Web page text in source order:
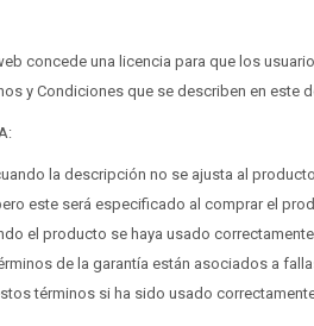
concede una licencia para que los
y Condiciones que se describen en este
la descripción no se ajusta al
este será especificado al comprar el
el producto se haya usado
de la garantía están asociados a
términos si ha sido usado